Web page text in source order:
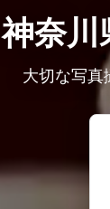
神奈川
大切な写真